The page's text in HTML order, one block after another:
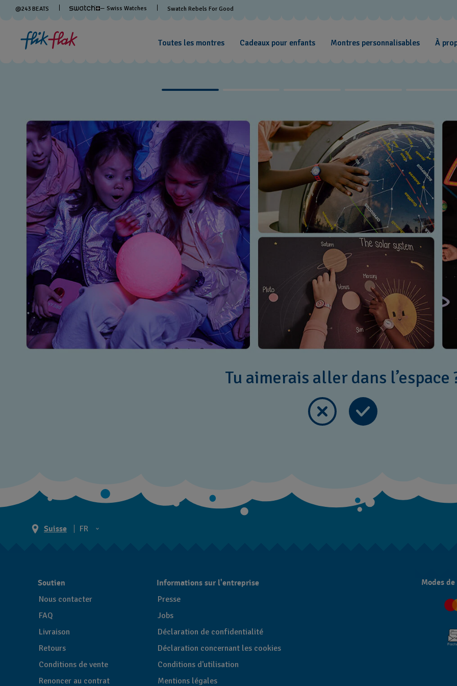
@243 BEATS — Swiss Watches Swatch Rebels For Good
Toutes les montres Cadeaux pour enfants Montres personnalisables À
Tu aimerais aller dans l’espace
Suisse
FR
FR
Soutien
Nous contacter
FAQ
Livraison
Retours
Conditions de vente
Renoncer au contrat
Informations sur l'entreprise
Presse
Jobs
Déclaration de confidentialité
Déclaration concernant les cookies
Conditions d'utilisation
Mentions légales
Modes